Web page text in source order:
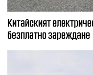
Китайският
безплатно зареждане